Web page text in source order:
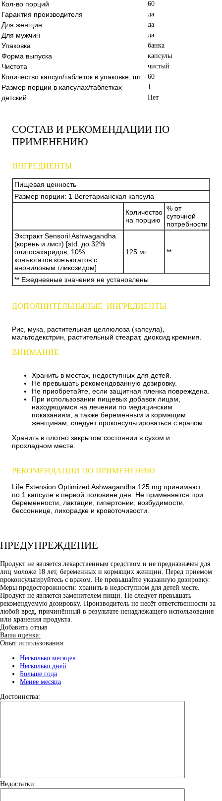
Кол-во порций 60
Гарантия производителя да
Для женщин да
Для мужчин да
Упаковка банка
Форма выпуска капсулы
Чистота чистый
Количество капсул/таблеток в упаковке, шт. 60
Размер порции в капсулах/таблетках 1
детский Нет
СОСТАВ И РЕКОМЕНДАЦИИ ПО
ПРИМЕНЕНИЮ
ИНГРЕДИЕНТЫ
Пищевая ценность
Размер порции: 1 Вегетарианская капсула
Количество
на порцию
% от
суточной
потребности
Экстракт Sensoril Ashwagandha
(корень и лист) [std. до 32%
олигосахаридов, 10%
конъюгатов конъюгатов с
анониловым гликозидом]
125 мг **
** Ежедневные значения не установлены
ДОПОЛНИТЕЛЬНЫНЫЕ ИНГРЕДИЕНТЫ
Рис, мука, растительная целлюлоза (капсула),
мальтодекстрин, растительный стеарат, диоксид кремния.
ВНИМАНИЕ
Хранить в местах, недоступных для детей.
Не превышать рекомендованную дозировку.
Не приобретайте, если защитная пленка повреждена.
При использовании пищевых добавок лицам,
находящимся на лечении по медицинским
показаниям, а также беременным и кормящим
женщинам, следует проконсультироваться с врачом
Хранить в плотно закрытом состоянии в сухом и
прохладном месте.
РЕКОМЕНДАЦИИ ПО ПРИМЕНЕНИЮ
Life Extension Optimized Ashwagandha 125 mg принимают
по 1 капсуле в первой половине дня. Не применяется при
беременности, лактации, гипертонии, возбудимости,
бессоннице, лихорадке и кровоточивости.
ПРЕДУПРЕЖДЕНИЕ
Продукт не является лекарственным средством и не предназначен для
лиц моложе 18 лет, беременных и кормящих женщин. Перед приемом
проконсультируйтесь с врачом. Не превышайте указанную дозировку.
Меры предосторожности: хранить в недоступном для детей месте.
Продукт не является заменителем пищи. Не следует превышать
рекомендуемую дозировку. Производитель не несёт ответственности за
любой вред, причинённый в результате ненадлежащего использования
или хранения продукта.
Добавить отзыв
Ваша оценка:
Опыт использования:
Несколько месяцев
Несколько дней
Больше года
Менее месяца
Достоинства:
Недостатки: